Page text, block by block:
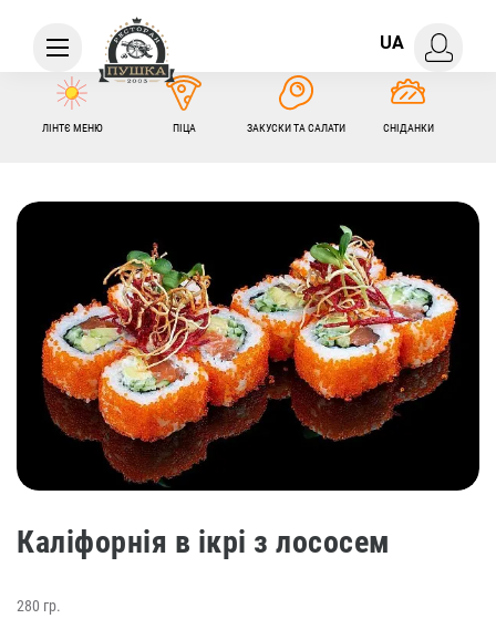
UA
ЛІНТЄ МЕНЮ ПІЦА ЗАКУСКИ ТА САЛАТИ СНІДАНКИ
Каліфорнія в ікрі з лососем
280 гр.